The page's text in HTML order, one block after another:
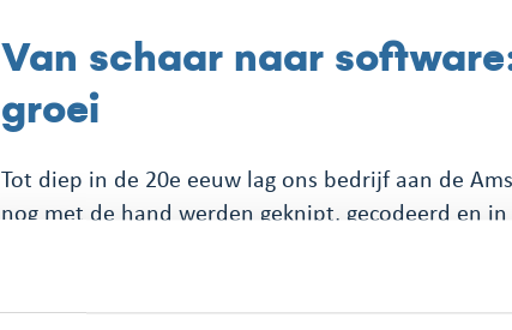
Van schaar naar
groei
Tot diep in de 20e eeuw lag ons bedrijf aan de
nog met de hand werden geknipt, gecodeerd en
klantennetwerk groeide naar ruim 1.300
computers, werd het werk innovatiever en